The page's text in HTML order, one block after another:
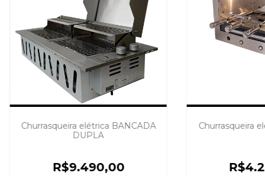
Churrasqueira elétrica BANCADA
DUPLA
R$9.490,00
Churrasqueira